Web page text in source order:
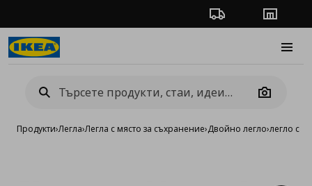
Проследяване на
Camera
Продукти›Легла›Легла с място за съхранение›Двойно легло›легло с